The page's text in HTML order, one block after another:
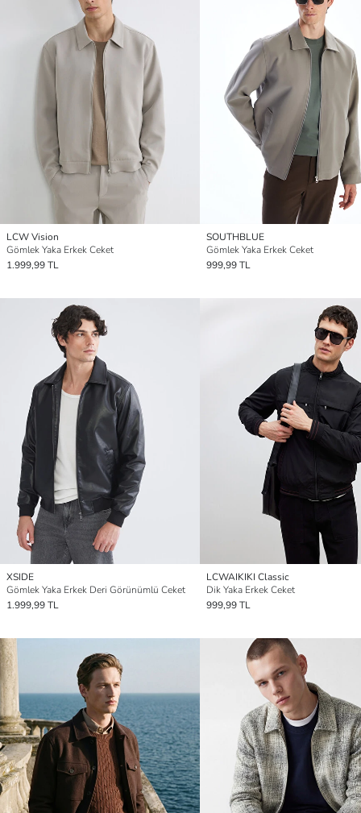
LCW Vision
Gömlek Yaka Erkek Ceket
1.999,99 TL
SOUTHBLUE
Gömlek Yaka Erkek Ceket
999,99 TL
XSIDE
Gömlek Yaka Erkek Deri Görünümlü Ceket
1.999,99 TL
LCWAIKIKI Classic
Dik Yaka Erkek Ceket
999,99 TL